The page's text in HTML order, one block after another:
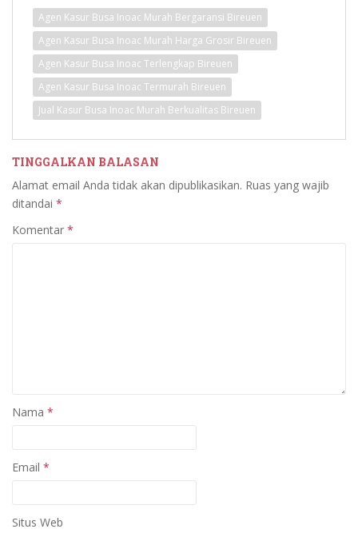
Agen Kasur Busa Inoac Murah Bergaransi Bireuen
Agen Kasur Busa Inoac Murah Harga Grosir Bireuen
Agen Kasur Busa Inoac Terlengkap Bireuen
Agen Kasur Busa Inoac Termurah Bireuen
Jual Kasur Busa Inoac Murah Berkualitas Bireuen
TINGGALKAN BALASAN
Alamat email Anda tidak akan dipublikasikan. Ruas yang wajib
ditandai *
Komentar *
Nama *
Email *
Situs Web